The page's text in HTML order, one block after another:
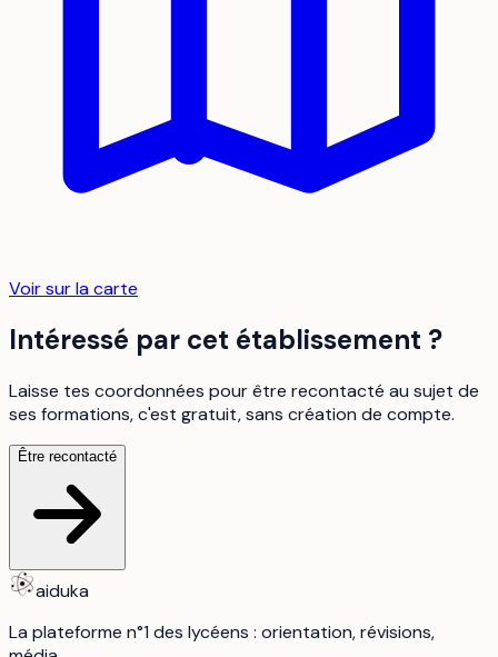
Voir sur la carte
Intéressé par cet établissement ?
Laisse tes coordonnées pour être recontacté au sujet de
ses formations, c'est gratuit, sans création de compte.
Être recontacté
aiduka
La plateforme n°1 des lycéens : orientation, révisions,